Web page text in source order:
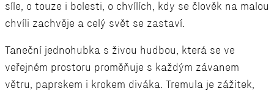
síle, o touze i bolesti, o chvílích, kdy se člověk na malou
chvíli zachvěje a celý svět se zastaví.
Taneční jednohubka s živou hudbou, která se ve
veřejném prostoru proměňuje s každým závanem
větru, paprskem i krokem diváka. Tremula je zážitek,